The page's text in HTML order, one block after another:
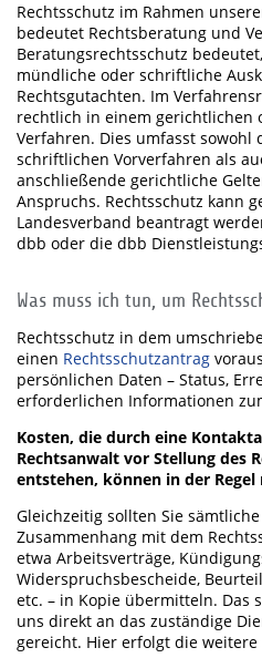
Rechtsschutz im Rahmen
bedeutet Rechtsberatung und
Beratungsrechtsschutz
mündliche oder schriftliche
Rechtsgutachten. Im
rechtlich in einem gerichtlichen
Verfahren. Dies umfasst sowohl
schriftlichen Vorverfahren als
anschließende gerichtliche
Anspruchs. Rechtsschutz kann
Landesverband beantragt
dbb oder die dbb
Was muss ich tun, um
Rechtsschutz in dem
einen Rechtsschutzantrag
persönlichen Daten – Status,
erforderlichen Informationen
Kosten, die durch eine
Rechtsanwalt vor Stellung des
entstehen, können in der
Gleichzeitig sollten Sie
Zusammenhang mit dem
etwa Arbeitsverträge,
Widerspruchsbescheide,
etc. – in Kopie übermitteln. Das
uns direkt an das zuständige
gereicht. Hier erfolgt die